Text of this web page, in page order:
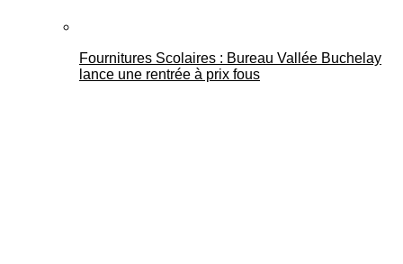
Fournitures Scolaires : Bureau Vallée Buchelay
lance une rentrée à prix fous